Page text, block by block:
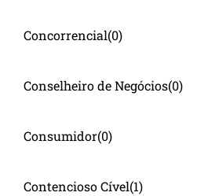
Concorrencial(0)
Conselheiro de Negócios(0)
Consumidor(0)
Contencioso Cível(1)